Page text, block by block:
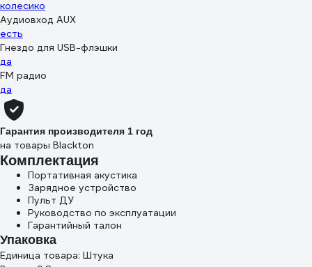
колесико
Аудиовход AUX
есть
Гнездо для USB-флэшки
да
FM радио
да
Гарантия производителя 1 год
на товары Blackton
Комплектация
Портативная акустика
Зарядное устройство
Пульт ДУ
Руководство по эксплуатации
Гарантийный талон
Упаковка
Единица товара: Штука